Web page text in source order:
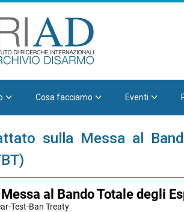
Cosa facciamo Eventi
sulla Messa al